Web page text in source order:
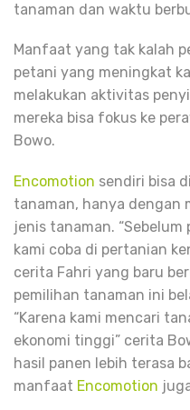
tanaman dan waktu
Manfaat yang tak kalah
petani yang meningkat
melakukan aktivitas
mereka bisa fokus ke
Bowo.
Encomotion sendiri bisa
tanaman, hanya dengan
jenis tanaman. “Sebelum
kami coba di pertanian
cerita Fahri yang baru
pemilihan tanaman ini
“Karena kami mencari
ekonomi tinggi” cerita
hasil panen lebih terasa
manfaat Encomotion